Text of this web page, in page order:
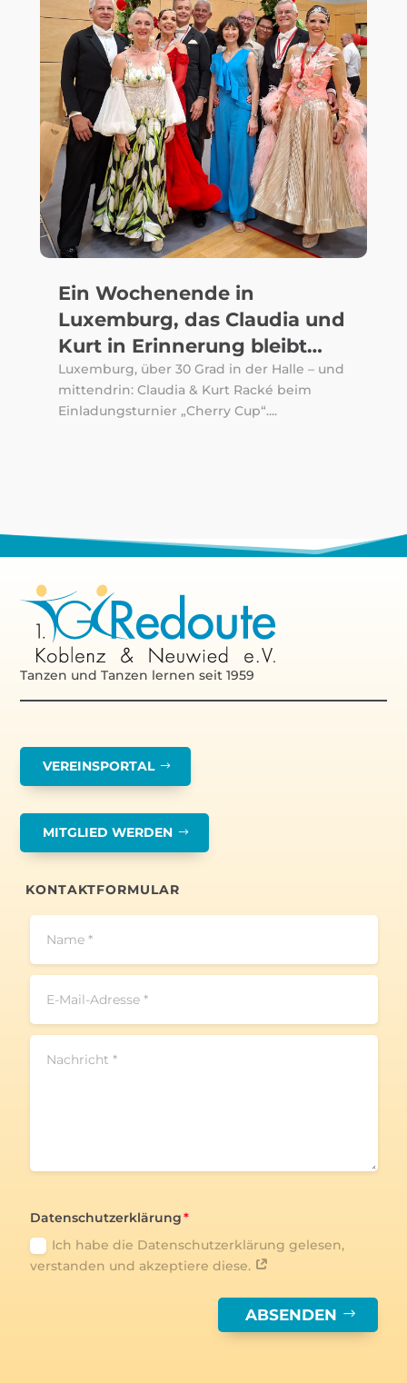
Ein Wochenende in
Luxemburg, das Claudia und
Kurt in Erinnerung bleibt…
Luxemburg, über 30 Grad in der Halle – und
mittendrin: Claudia & Kurt Racké beim
Einladungsturnier „Cherry Cup“....
Tanzen und Tanzen lernen seit 1959
VEREINSPORTAL
MITGLIED WERDEN
KONTAKTFORMULAR
Datenschutzerklärung
Ich habe die Datenschutzerklärung gelesen,
verstanden und akzeptiere diese.
ABSENDEN